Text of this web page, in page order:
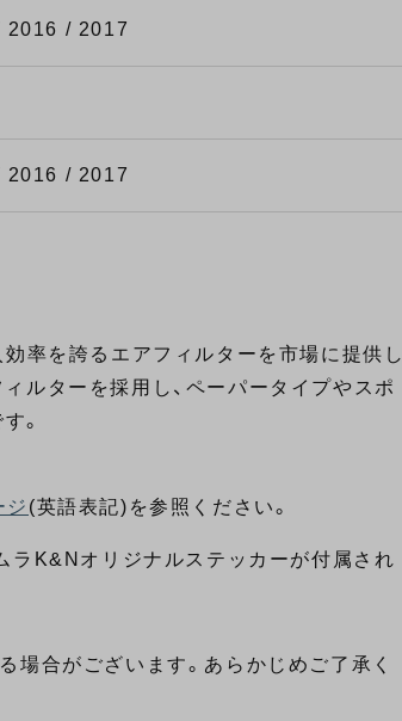
2016 / 2017
2016 / 2017
率を誇るエアフィルターを市場に提供し
ルターを採用し、ペーパータイプやスポ
。
ジ (英語表記)を参照ください。
ラK&Nオリジナルステッカーが付属され
場合がございます。あらかじめご了承く